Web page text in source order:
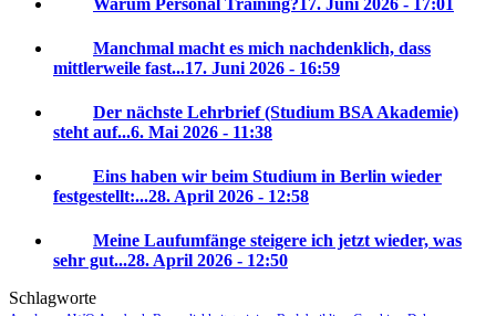
Warum Personal Training?17. Juni 2026 - 17:01
Manchmal macht es mich nachdenklich, dass
mittlerweile fast...17. Juni 2026 - 16:59
Der nächste Lehrbrief (Studium BSA Akademie)
steht auf...6. Mai 2026 - 11:38
Eins haben wir beim Studium in Berlin wieder
festgestellt:...28. April 2026 - 12:58
Meine Laufumfänge steigere ich jetzt wieder, was
sehr gut...28. April 2026 - 12:50
Schlagworte